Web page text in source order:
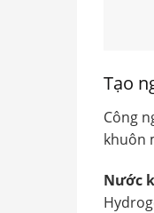
Tạo
Công
khuôn
Nước